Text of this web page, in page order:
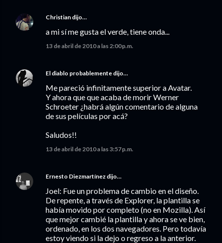
Christian dijo…
a mi sí me gusta el verde, tiene onda...
13 de abril de 2010 a las 2:00 p.m.
El diablo probablemente dijo…
Me pareció infinitamente superior a Avatar.
Y ahora que que acaba de morir Werner
Schroeter ¿habrá algún comentario de alguna
de sus películas por acá?
Saludos!!
13 de abril de 2010 a las 3:57 p.m.
Ernesto Diezmartínez dijo…
Joel: Fue un problema de cambio en el diseño.
De repente, a través de Explorer, la plantilla se
había movido por completo (no en Mozilla). Así
que mejor cambié la plantilla y ahora se ve bien,
ordenado, en los dos navegadores. Pero todavía
estoy viendo si la dejo o regreso a la anterior.